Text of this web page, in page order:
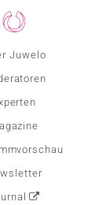
Juwelo